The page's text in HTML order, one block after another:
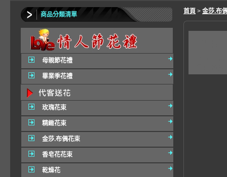
商品分類清單
母親節花禮
畢業季花禮
玫瑰花束
精緻花束
金莎.布偶花束
香皂花花束
乾燥花
首頁 > 金莎.布